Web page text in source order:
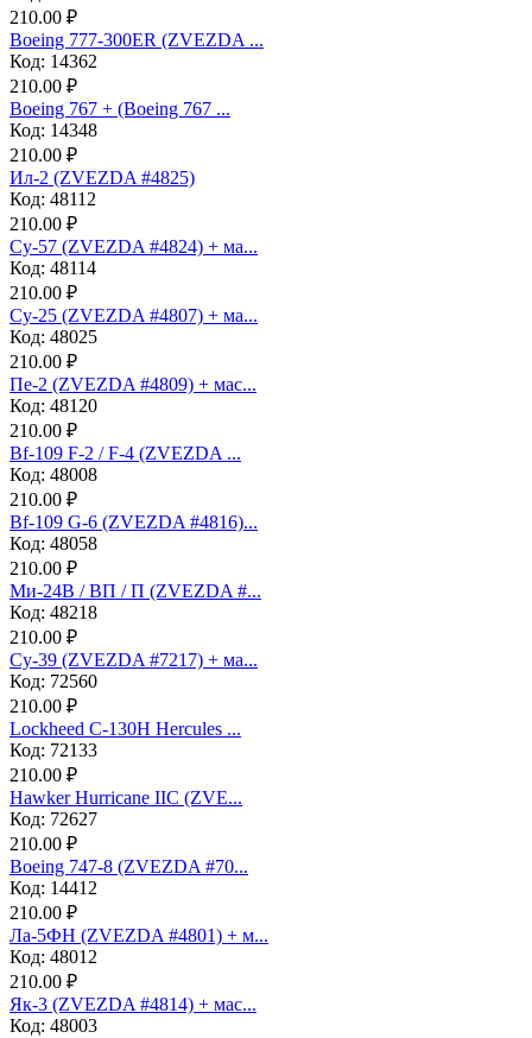
210.00 ₽
Boeing 777-300ER (ZVEZDA ...
Код: 14362
210.00 ₽
Boeing 767 + (Boeing 767 ...
Код: 14348
210.00 ₽
Ил-2 (ZVEZDA #4825)
Код: 48112
210.00 ₽
Су-57 (ZVEZDA #4824) + ма...
Код: 48114
210.00 ₽
Су-25 (ZVEZDA #4807) + ма...
Код: 48025
210.00 ₽
Пе-2 (ZVEZDA #4809) + мас...
Код: 48120
210.00 ₽
Bf-109 F-2 / F-4 (ZVEZDA ...
Код: 48008
210.00 ₽
Bf-109 G-6 (ZVEZDA #4816)...
Код: 48058
210.00 ₽
Ми-24В / ВП / П (ZVEZDA #...
Код: 48218
210.00 ₽
Су-39 (ZVEZDA #7217) + ма...
Код: 72560
210.00 ₽
Lockheed C-130H Hercules ...
Код: 72133
210.00 ₽
Hawker Hurricane IIC (ZVE...
Код: 72627
210.00 ₽
Boeing 747-8 (ZVEZDA #70...
Код: 14412
210.00 ₽
Ла-5ФН (ZVEZDA #4801) + м...
Код: 48012
210.00 ₽
Як-3 (ZVEZDA #4814) + мас...
Код: 48003